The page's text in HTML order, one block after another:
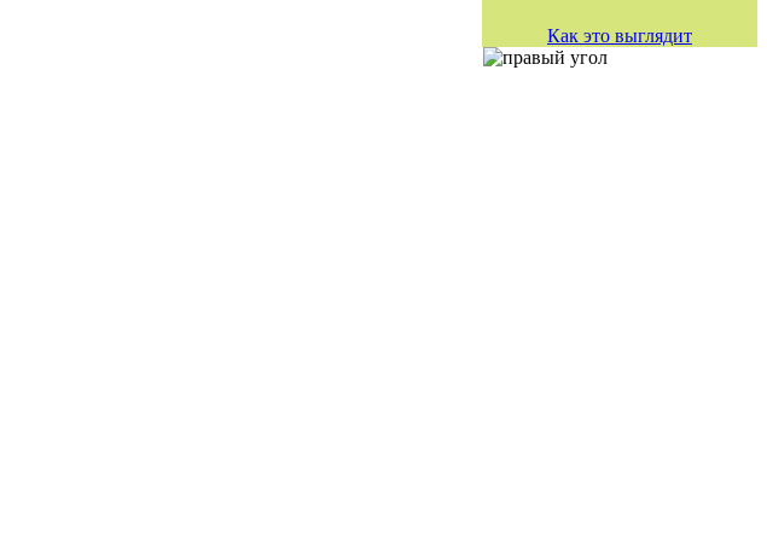
Как это выглядит